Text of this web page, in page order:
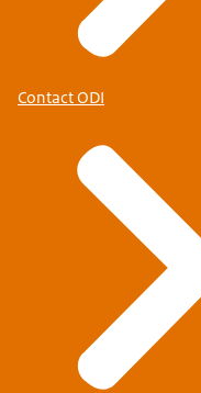
Contact ODI